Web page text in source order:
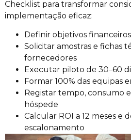
Checklist para transformar
implementação eficaz:
Definir objetivos
Solicitar amostras e fichas
fornecedores
Executar piloto de 30–60
Formar 100% das equipas
Registar tempo, consumo
hóspede
Calcular ROI a 12 meses e
escalonamento